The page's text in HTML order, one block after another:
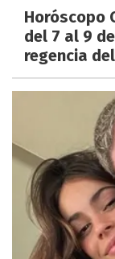
Horóscopo
del 7 al 9
regencia